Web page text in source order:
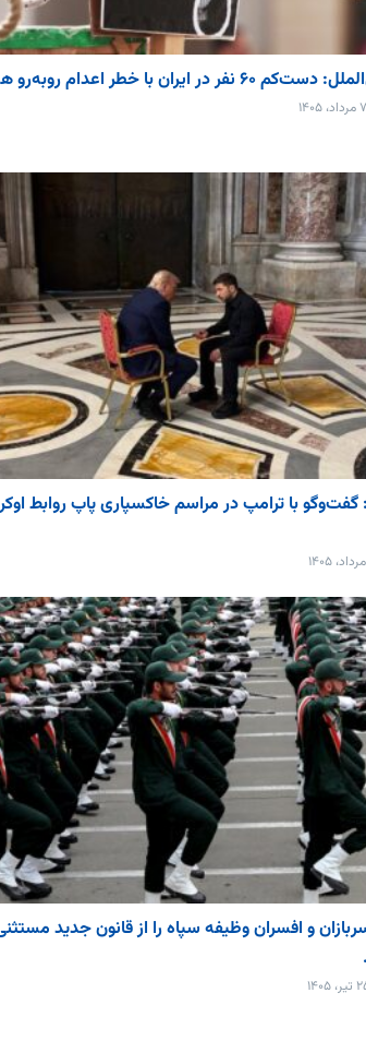
نفر در ایران با خطر اعدام روبه‌رو هستند
با ترامپ در مراسم خاکسپاری پاپ روابط
سربازان و افسران وظیفه سپاه را از قانون جدید